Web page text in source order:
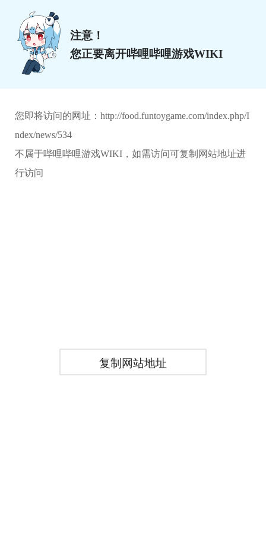
注意！
您正要离开哔哩哔哩游戏WIKI
您即将访问的网址： http://food.funtoygame.com/index.php/I
ndex/news/534
不属于哔哩哔哩游戏WIKI，如需访问可复制网站地址进
行访问
复制网站地址